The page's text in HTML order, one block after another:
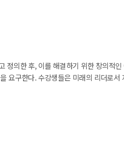
정의한 후, 이를 해결하기 위한 창의적
요구한다. 수강생들은 미래의 리더로서
학설계 방법론을 기반으로 개념 설계를